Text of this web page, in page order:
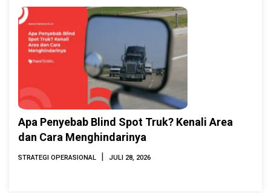
Apa Penyebab Blind Spot Truk? Kenali Area
dan Cara Menghindarinya
STRATEGI OPERASIONAL | JULI 28, 2026